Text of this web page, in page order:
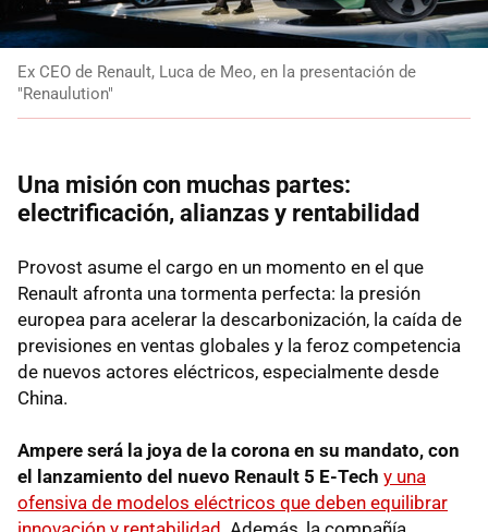
Ex CEO de Renault, Luca de Meo, en la presentación de
"Renaulution"
Una misión con muchas partes:
electrificación, alianzas y rentabilidad
Provost asume el cargo en un momento en el que
Renault afronta una tormenta perfecta: la presión
europea para acelerar la descarbonización, la caída de
previsiones en ventas globales y la feroz competencia
de nuevos actores eléctricos, especialmente desde
China.
Ampere será la joya de la corona en su mandato, con
el lanzamiento del nuevo Renault 5 E-Tech y una
ofensiva de modelos eléctricos que deben equilibrar